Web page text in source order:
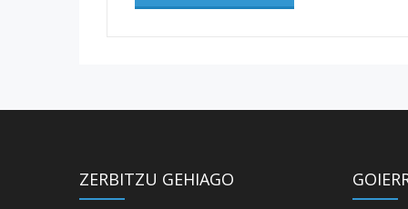
ZERBITZU GEHIAGO